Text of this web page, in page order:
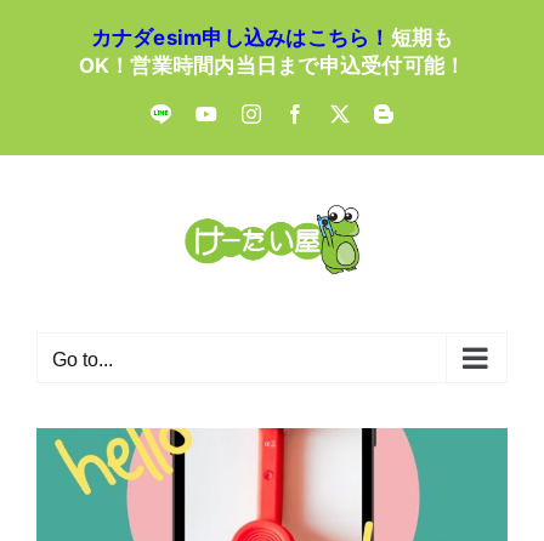
カナダesim申し込みはこちら！ 短期も
OK！営業時間内当日まで申込受付可能！
LINE YouTubeInstagramFacebook
X Blogger
Go to...